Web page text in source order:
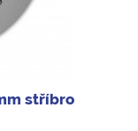
stříbro